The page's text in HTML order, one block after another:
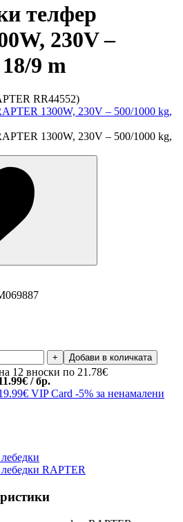
телфер
230V –
9 m
RR44552)
+ Добави в количката
12 вноски по 21.78€
/ бр.
VIP Card -5% за ненамалени
RAPTER